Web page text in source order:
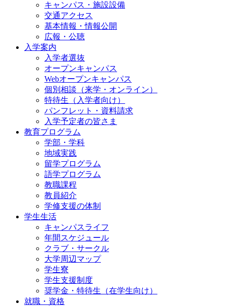
キャンパス・施設設備
交通アクセス
基本情報・情報公開
広報・公聴
入学案内
入学者選抜
オープンキャンパス
Webオープンキャンパス
個別相談（来学・オンライン）
特待生（入学者向け）
パンフレット・資料請求
入学予定者の皆さま
教育プログラム
学部・学科
地域実践
留学プログラム
語学プログラム
教職課程
教員紹介
学修支援の体制
学生生活
キャンパスライフ
年間スケジュール
クラブ・サークル
大学周辺マップ
学生寮
学生支援制度
奨学金・特待生（在学生向け）
就職・資格